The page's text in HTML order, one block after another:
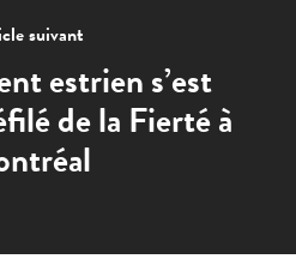
suivant
estrien s’est
de la Fierté à